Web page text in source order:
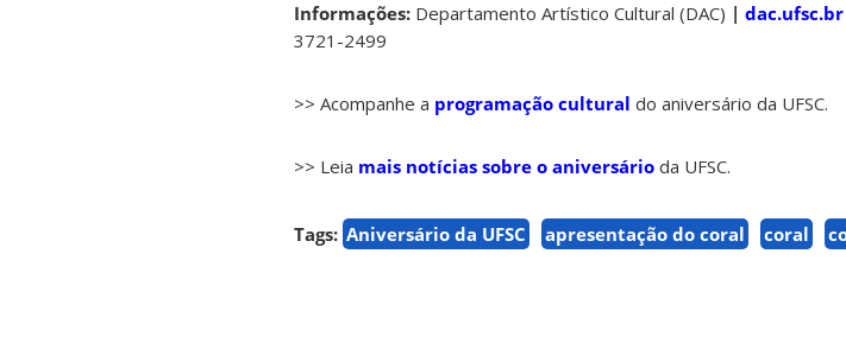
Informações: Departamento Artístico Cultural (DAC) | dac.ufsc.br
3721-2499
>> Acompanhe a programação cultural do aniversário da UFSC.
>> Leia mais notícias sobre o aniversário da UFSC.
Tags: Aniversário da UFSC apresentação do coral coral